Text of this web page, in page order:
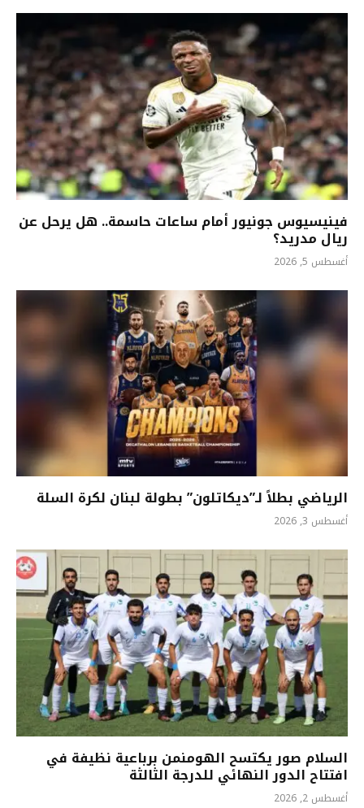
فينيسيوس جونيور أمام ساعات حاسمة.. هل يرحل عن
ريال مدريد؟
أغسطس 5, 2026
الرياضي بطلاً لـ”ديكاتلون” بطولة لبنان لكرة السلة
أغسطس 3, 2026
السلام صور يكتسح الهومنمن برباعية نظيفة في
افتتاح الدور النهائي للدرجة الثالثة
أغسطس 2, 2026